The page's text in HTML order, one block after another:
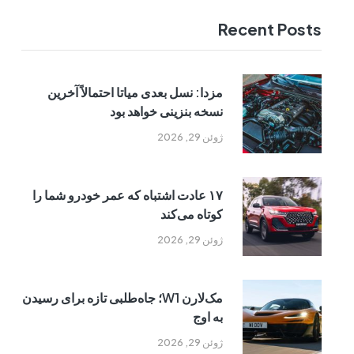
Recent Posts
ژوئن 29, 2026
مزدا: نسل بعدی میاتا احتمالاً آخرین
نسخه بنزینی خواهد بود
ژوئن 29, 2026
۱۷ عادت اشتباه که عمر خودرو شما را
کوتاه می‌کند
ژوئن 29, 2026
مک‌لارن W1؛ جاه‌طلبی تازه برای رسیدن
به اوج